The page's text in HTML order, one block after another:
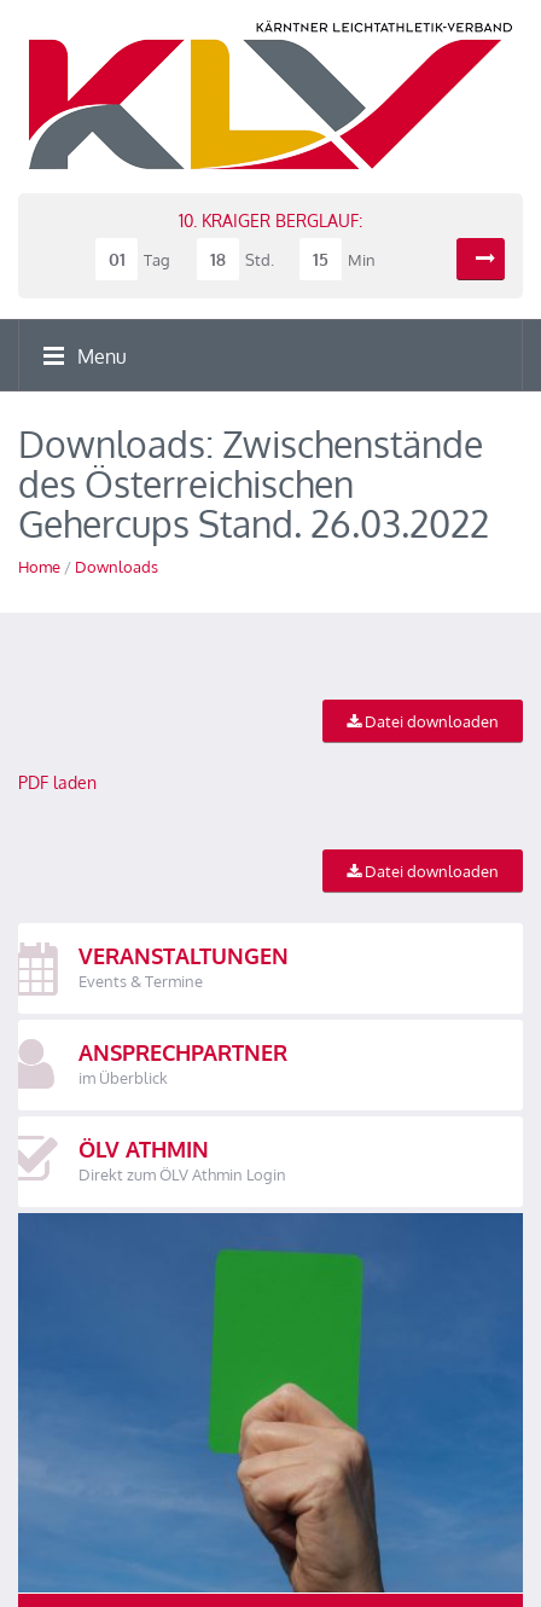
10. KRAIGER BERGLAUF:
01
Tag 18 Std. 15 Min
Menu
Downloads: Zwischenstände
des Österreichischen
Gehercups Stand. 26.03.2022
Home / Downloads
Datei downloaden
PDF laden
Datei downloaden
VERANSTALTUNGEN
Events & Termine
ANSPRECHPARTNER
im Überblick
ÖLV ATHMIN
Direkt zum ÖLV Athmin Login